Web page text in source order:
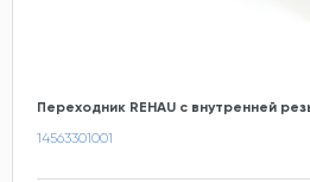
Переходник REHAU с внутренней
14563301001